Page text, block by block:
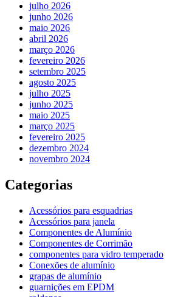
julho 2026
junho 2026
maio 2026
abril 2026
março 2026
fevereiro 2026
setembro 2025
agosto 2025
julho 2025
junho 2025
maio 2025
março 2025
fevereiro 2025
dezembro 2024
novembro 2024
Categorias
Acessórios para esquadrias
Acessórios para janela
Componentes de Alumínio
Componentes de Corrimão
componentes para vidro temperado
Conexões de alumínio
grapas de alumínio
guarnições em EPDM